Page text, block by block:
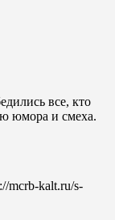
все, кто
юмора и смеха.
mcrb-kalt.ru/s-